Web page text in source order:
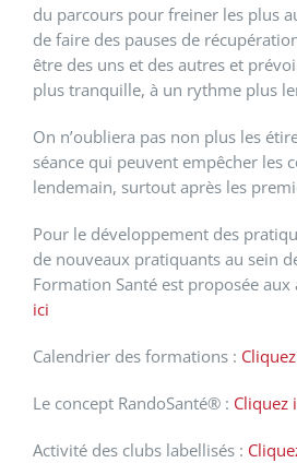
du parcours pour freiner les plus
de faire des pauses de
être des uns et des autres et
plus tranquille, à un rythme plus
On n’oubliera pas non plus les
séance qui peuvent empêcher les
lendemain, surtout après les
Pour le développement des
de nouveaux pratiquants au sein
Formation Santé est proposée aux
ici
Calendrier des formations :
Le concept RandoSanté® : Cliquez
Activité des clubs labellisés :